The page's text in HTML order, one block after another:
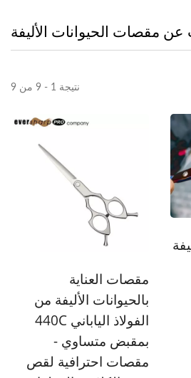
عن مقصات الحيوانات الأليفة
نتيجة 1 - 9 من 9
مقصات العناية
بالحيوانات الأليفة من
الفولاذ الياباني 440C
بمقبض متساوي -
مقصات احترافية لقص